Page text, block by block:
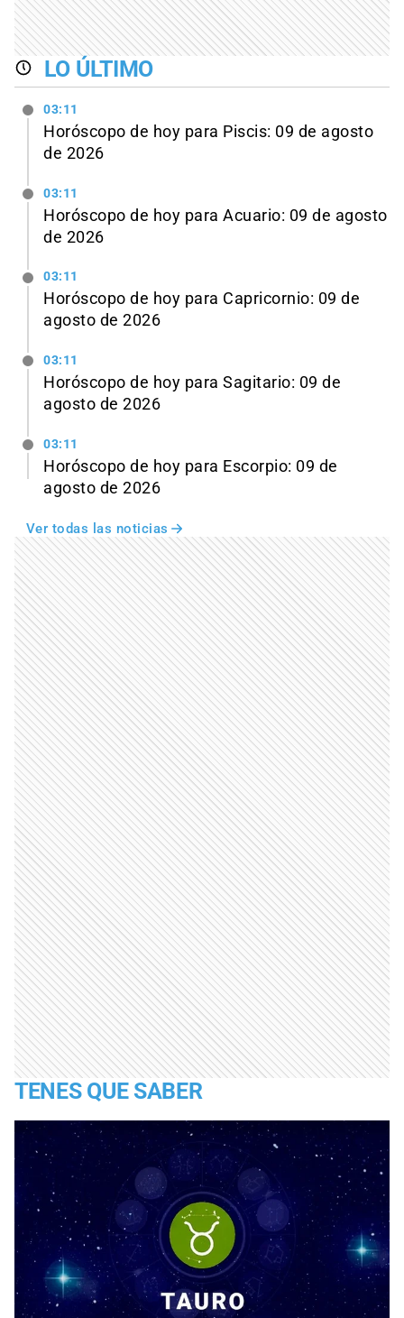
LO ÚLTIMO
03:11
Horóscopo de hoy para Piscis: 09 de agosto
de 2026
03:11
Horóscopo de hoy para Acuario: 09 de agosto
de 2026
03:11
Horóscopo de hoy para Capricornio: 09 de
agosto de 2026
03:11
Horóscopo de hoy para Sagitario: 09 de
agosto de 2026
03:11
Horóscopo de hoy para Escorpio: 09 de
agosto de 2026
Ver todas las noticias
TENES QUE SABER